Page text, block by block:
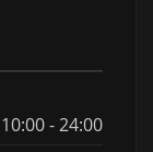
10:00 - 24:00